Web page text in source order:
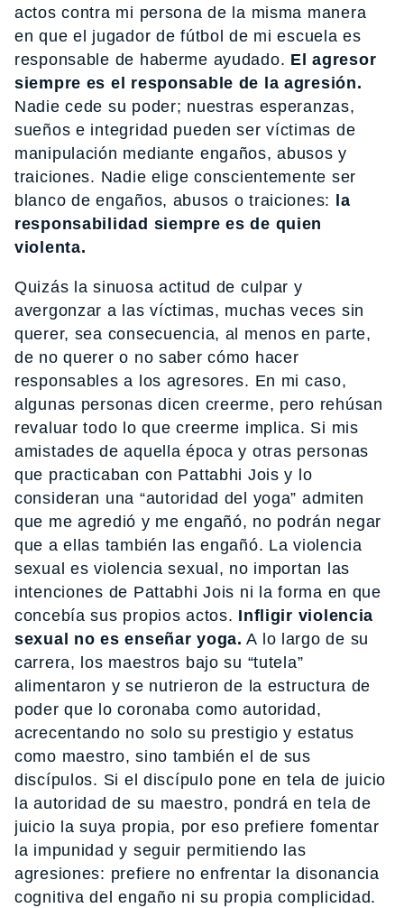
actos contra mi persona de la misma manera
en que el jugador de fútbol de mi escuela es
responsable de haberme ayudado. El agresor
siempre es el responsable de la agresión.
Nadie cede su poder; nuestras esperanzas,
sueños e integridad pueden ser víctimas de
manipulación mediante engaños, abusos y
traiciones. Nadie elige conscientemente ser
blanco de engaños, abusos o traiciones:
la
responsabilidad siempre es de quien
violenta.
Quizás la sinuosa actitud de culpar y
avergonzar a las víctimas, muchas veces sin
querer, sea consecuencia, al menos en parte,
de no querer o no saber cómo hacer
responsables a los agresores. En mi caso,
algunas personas dicen creerme, pero rehúsan
revaluar todo lo que creerme implica. Si mis
amistades de aquella época y otras personas
que practicaban con Pattabhi Jois y lo
consideran una “autoridad del yoga” admiten
que me agredió y me engañó, no podrán negar
que a ellas también las engañó. La violencia
sexual es violencia sexual, no importan las
intenciones de Pattabhi Jois ni la forma en que
concebía sus propios actos. Infligir violencia
sexual no es enseñar yoga. A lo largo de su
carrera, los maestros bajo su “tutela”
alimentaron y se nutrieron de la estructura de
poder que lo coronaba como autoridad,
acrecentando no solo su prestigio y estatus
como maestro, sino también el de sus
discípulos. Si el discípulo pone en tela de juicio
la autoridad de su maestro, pondrá en tela de
juicio la suya propia, por eso prefiere fomentar
la impunidad y seguir permitiendo las
agresiones: prefiere no enfrentar la disonancia
cognitiva del engaño ni su propia complicidad.